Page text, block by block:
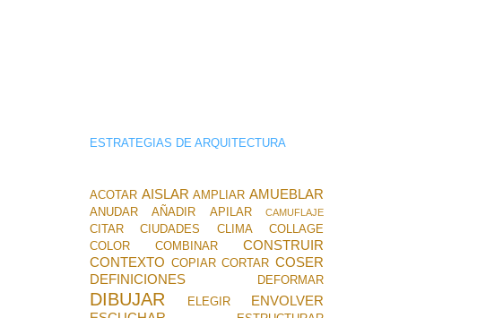
ESTRATEGIAS DE ARQUITECTURA
ACOTAR AISLAR AMPLIAR AMUEBLAR
ANUDAR AÑADIR APILAR CAMUFLAJE
CITAR CIUDADES CLIMA
COLLAGE
COLOR
COMBINAR
CONSTRUIR
CONTEXTO COPIAR CORTAR COSER
DEFINICIONES
DEFORMAR
DIBUJAR ELEGIR
ENVOLVER